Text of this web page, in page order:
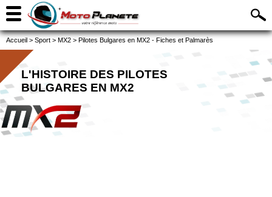
Accueil > Sport > MX2 > Pilotes Bulgares en MX2 - Fiches et Palmarès
L'HISTOIRE DES PILOTES
BULGARES EN MX2